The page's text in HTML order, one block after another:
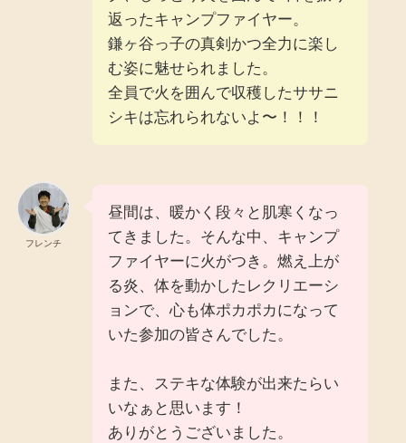
返ったキャンプファイヤー。
鎌ヶ谷っ子の真剣かつ全力に楽し
む姿に魅せられました。
全員で火を囲んで収穫したササニ
シキは忘れられないよ〜！！！
フレンチ
昼間は、暖かく段々と肌寒くなっ
てきました。そんな中、キャンプ
ファイヤーに火がつき。燃え上が
る炎、体を動かしたレクリエーシ
ョンで、心も体ポカポカになって
いた参加の皆さんでした。
また、ステキな体験が出来たらい
いなぁと思います！
ありがとうございました。